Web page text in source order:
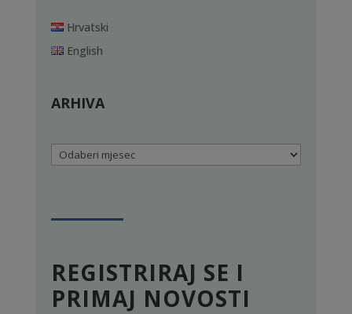
Hrvatski
English
ARHIVA
Arhiva
REGISTRIRAJ SE I
PRIMAJ NOVOSTI